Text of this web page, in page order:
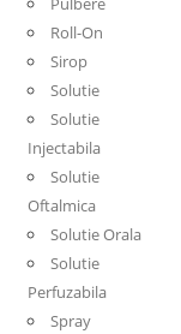
Roll-On
Sirop
Solutie
Solutie
Injectabila
Solutie
Oftalmica
Solutie Orala
Solutie
Perfuzabila
Spray